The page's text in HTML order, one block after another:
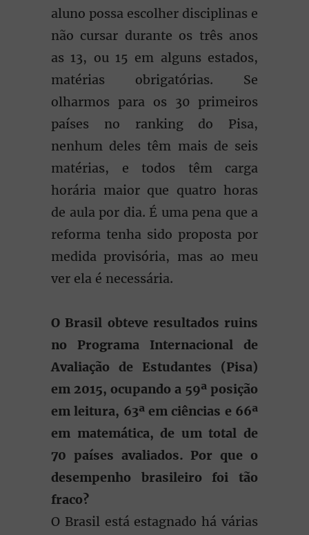
aluno possa escolher disciplinas e
não cursar durante os três anos
as 13, ou 15 em alguns estados,
matérias obrigatórias. Se
olharmos para os 30 primeiros
países no ranking do Pisa,
nenhum deles têm mais de seis
matérias, e todos têm carga
horária maior que quatro horas
de aula por dia. É uma pena que a
reforma tenha sido proposta por
medida provisória, mas ao meu
ver ela é necessária.
O Brasil obteve resultados ruins
no Programa Internacional de
Avaliação de Estudantes (Pisa)
em 2015, ocupando a 59ª posição
em leitura, 63ª em ciências e 66ª
em matemática, de um total de
70 países avaliados. Por que o
desempenho brasileiro foi tão
fraco?
O Brasil está estagnado há várias